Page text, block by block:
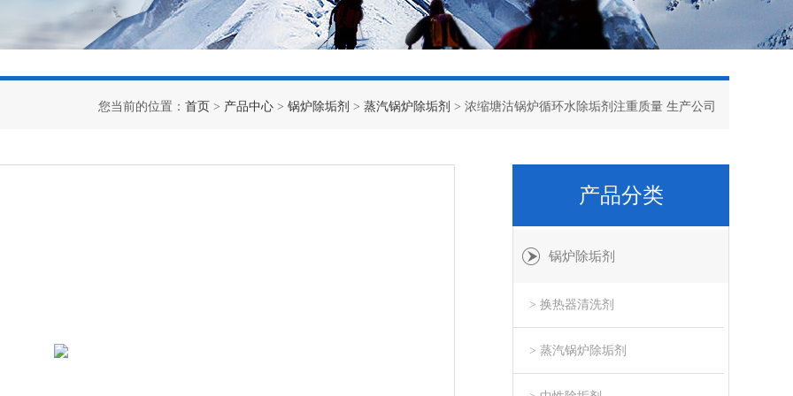
您当前的位置： 首页 > 产品中心 > 锅炉除垢剂 > 蒸汽锅炉除垢剂 > 浓缩塘沽锅炉循环水除垢剂注重质量 生产公司
产品分类
锅炉除垢剂
> 换热器清洗剂
> 蒸汽锅炉除垢剂